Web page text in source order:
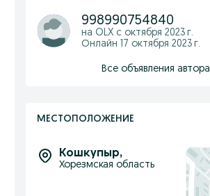
998990754840
на OLX с октября 2023 г.
Онлайн 17 октября 2023 г.
Все объявления автора
МЕСТОПОЛОЖЕНИЕ
Кошкупыр,
Хорезмская область